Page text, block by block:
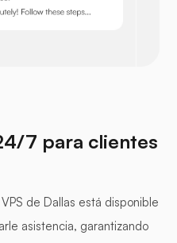
7 para clientes
de Dallas está disponible
asistencia, garantizando